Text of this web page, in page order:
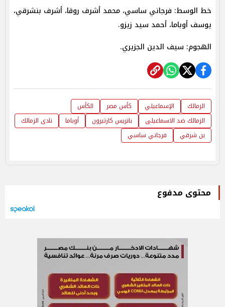
خط الوسط: فرجاني ساسي، محمد أشرف روقا، أشرف بنشرقي،
يوسف أوباما، أحمد سيد زيزو.
الهجوم: سيف الدين الجزيري.
الزمالك الإسماعيلي كأس مصر
الكأس
الزمالك ضد الاسماعيلى
باتريس كارتيرون أوباما
نادى الزمالك
بن شرقي
فرجاني ساسي
محتوى مدفوع